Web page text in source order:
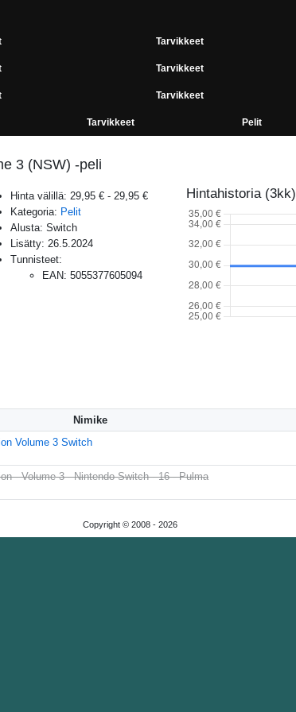
Tarvikkeet
Tarvikkeet
Tarvikkeet
Tarvikkeet Pelit
3 (NSW) -peli
Hinta välillä: 29,95 € - 29,95 €
Kategoria: Pelit
Alusta: Switch
Lisätty: 26.5.2024
Tunnisteet:
EAN: 5055377605094
Hintahistoria (3kk)
Nimike
Volume 3 Switch
- Volume 3 - Nintendo Switch - 16 - Pulma
Copyright © 2008 - 2026